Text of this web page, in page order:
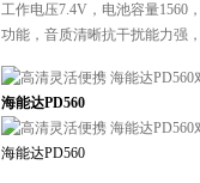
工作电压7.4V，电池容量1560
功能，音质清晰抗干扰能力强
海能达PD560
海能达PD560